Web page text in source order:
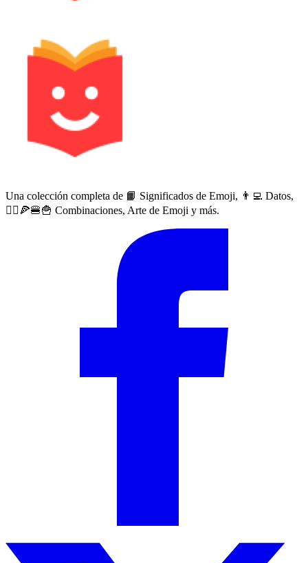
Una colección completa de 📙 Significados de Emoji, 👨‍💻 Datos,
🙅‍♀️🍕🍔🍟 Combinaciones, Arte de Emoji y más.